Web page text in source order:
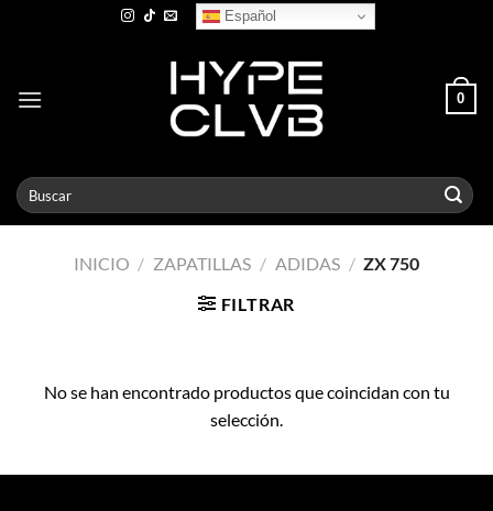
Español
0
Buscar
por:
INICIO / ZAPATILLAS / ADIDAS / ZX 750
FILTRAR
No se han encontrado productos que coincidan con tu
selección.